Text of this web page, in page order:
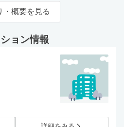
・概要を見る
ョン情報